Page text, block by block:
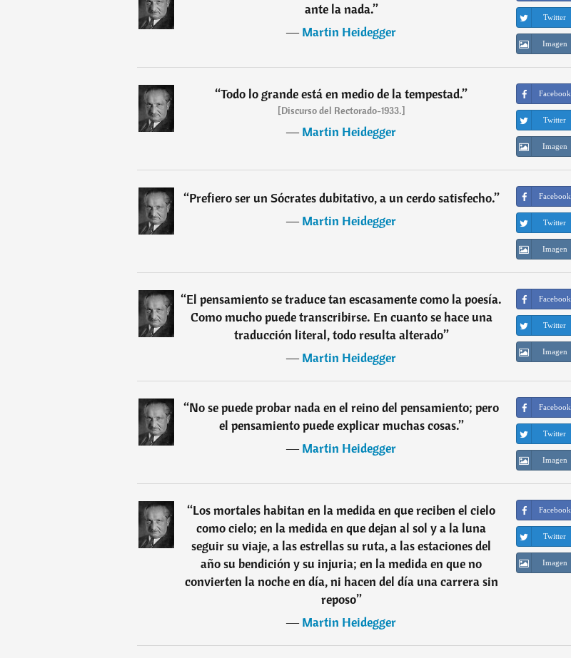
ante la nada.”
―Martin Heidegger
Twitter
Imagen
“Todo lo grande está en medio de la tempestad.”
[Discurso del Rectorado-1933.]
―Martin Heidegger
Facebook
Twitter
Imagen
“Prefiero ser un Sócrates dubitativo, a un cerdo satisfecho.”
―Martin Heidegger
Facebook
Twitter
Imagen
“El pensamiento se traduce tan escasamente como la poesía.
Como mucho puede transcribirse. En cuanto se hace una
traducción literal, todo resulta alterado”
―Martin Heidegger
Facebook
Twitter
Imagen
“No se puede probar nada en el reino del pensamiento; pero
el pensamiento puede explicar muchas cosas.”
―Martin Heidegger
Facebook
Twitter
Imagen
“Los mortales habitan en la medida en que reciben el cielo
como cielo; en la medida en que dejan al sol y a la luna
seguir su viaje, a las estrellas su ruta, a las estaciones del
año su bendición y su injuria; en la medida en que no
convierten la noche en día, ni hacen del día una carrera sin
reposo”
―Martin Heidegger
Facebook
Twitter
Imagen